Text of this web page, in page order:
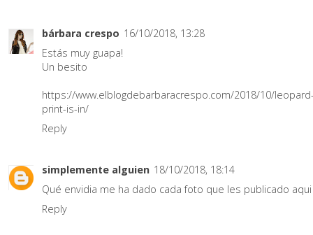
bárbara crespo 16/10/2018, 13:28
Estás muy guapa!
Un besito
https://www.elblogdebarbaracrespo.com/2018/10/
print-is-in/
Reply
simplemente alguien 18/10/2018, 18:14
Qué envidia me ha dado cada foto que les publicado aqui
Reply